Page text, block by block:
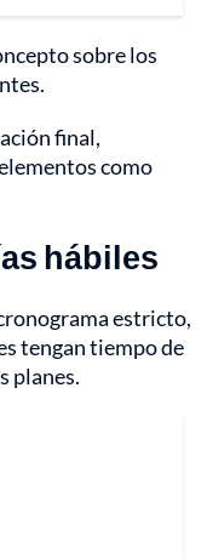
sobre los
final,
como
hábiles
estricto,
tengan tiempo de
planes.